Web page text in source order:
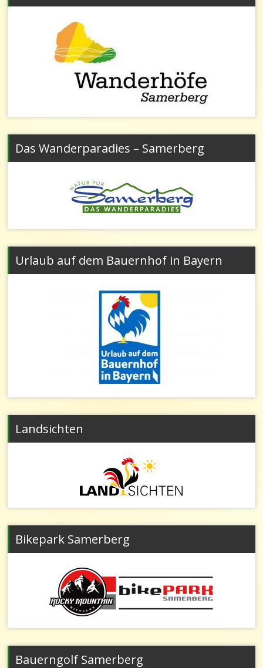
Das Wanderparadies – Samerberg
Urlaub auf dem Bauernhof in Bayern
Landsichten
Bikepark Samerberg
Bauerngolf Samerberg